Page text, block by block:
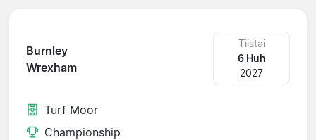
Burnley
Wrexham
Tiistai
6 Huh
2027
Turf Moor
Championship